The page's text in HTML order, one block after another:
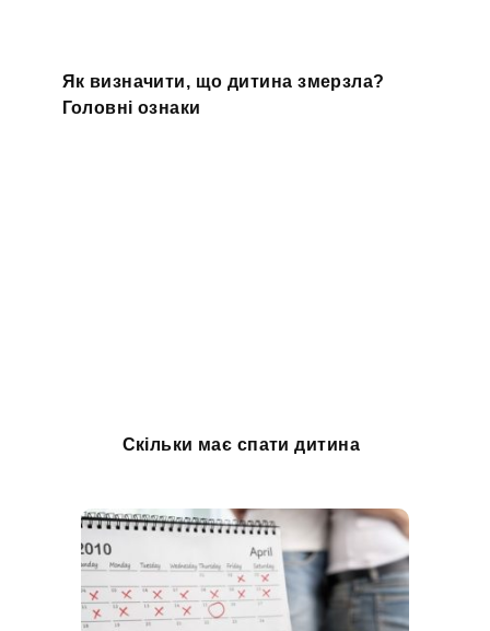
Як визначити, що дитина змерзла?
Головні ознаки
Скільки має спати дитина